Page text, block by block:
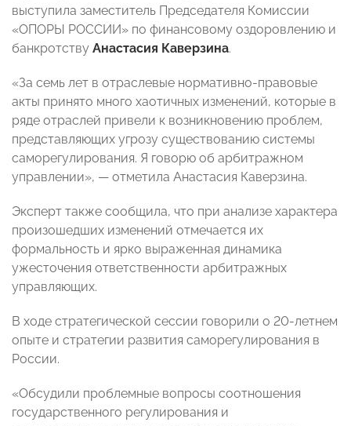
выступила заместитель Председателя Комиссии
«ОПОРЫ РОССИИ» по финансовому оздоровлению и
банкротству Анастасия Каверзина.
«За семь лет в отраслевые нормативно-правовые
акты принято много хаотичных изменений, которые в
ряде отраслей привели к возникновению проблем,
представляющих угрозу существованию системы
саморегулирования. Я говорю об арбитражном
управлении», — отметила Анастасия Каверзина.
Эксперт также сообщила, что при анализе характера
произошедших изменений отмечается их
формальность и ярко выраженная динамика
ужесточения ответственности арбитражных
управляющих.
В ходе стратегической сессии говорили о 20-летнем
опыте и стратегии развития саморегулирования в
России.
«Обсудили проблемные вопросы соотношения
государственного регулирования и